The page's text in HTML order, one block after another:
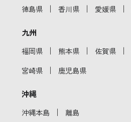
徳島県 ｜ 香川県 ｜ 愛媛県 ｜
九州
福岡県 ｜ 熊本県 ｜ 佐賀県 ｜
宮崎県 ｜ 鹿児島県
沖縄
沖縄本島 ｜ 離島